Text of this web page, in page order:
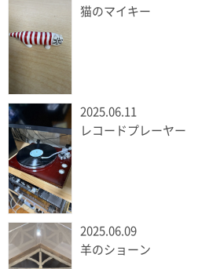
猫のマイキー
2025.06.11
レコードプレーヤー
2025.06.09
羊のショーン